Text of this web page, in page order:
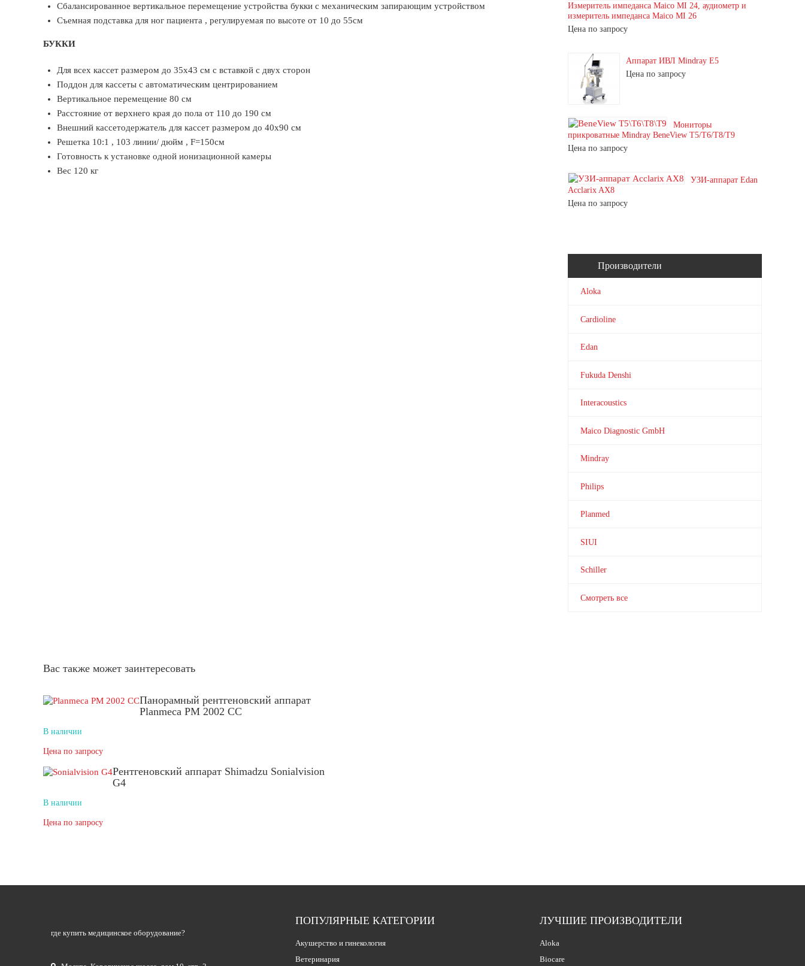
Сбалансированное вертикальное перемещение устройства букки с механическим запирающим устройством
Съемная подставка для ног пациента , регулируемая по высоте от 10 до 55см
БУККИ
Для всех кассет размером до 35х43 см с вставкой с двух сторон
Поддон для кассеты с автоматическим центрированием
Вертикальное перемещение 80 см
Расстояние от верхнего края до пола от 110 до 190 см
Внешний кассетодержатель для кассет размером до 40х90 см
Решетка 10:1 , 103 линии/ дюйм , F=150cм
Готовность к установке одной ионизационной камеры
Вес 120 кг
Измеритель импеданса Maico MI 24, аудиометр и
измеритель импеданса Maico MI 26
Цена по запросу
Аппарат ИВЛ Mindray E5
Цена по запросу
Мониторы
прикроватные Mindray BeneView T5/T6/T8/T9
Цена по запросу
УЗИ-аппарат Edan
Acclarix AX8
Цена по запросу
Производители
Aloka
Cardioline
Edan
Fukuda Denshi
Interacoustics
Maico Diagnostic GmbH
Mindray
Philips
Planmed
SIUI
Schiller
Смотреть все
Вас также может заинтересовать
Панорамный рентгеновский аппарат
Planmeca PM 2002 СС
В наличии
Цена по запросу
Рентгеновский аппарат Shimadzu Sonialvision
G4
В наличии
Цена по запросу
где купить медицинское оборудование?
ПОПУЛЯРНЫЕ КАТЕГОРИИ
Акушерство и гинекология
Ветеринария
ЛУЧШИЕ ПРОИЗВОДИТЕЛИ
Aloka
Biocare